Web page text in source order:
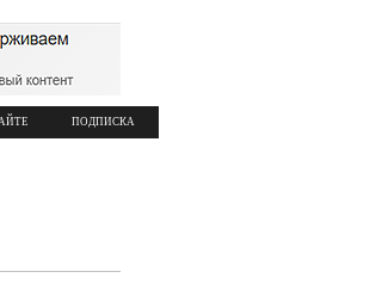
ПОДПИСКА